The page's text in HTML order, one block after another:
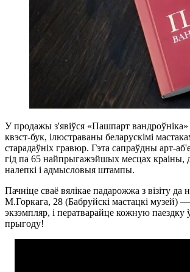
У продажы з'явіўся «Пашпарт вандроўніка
квэст-бук, ілюстраваны беларускімі
старадаўніх гравюр. Гэта сапраўдны арт-
гід па 65 найпрыгажэйшых месцах краіны,
налепкі і адмысловыя штампы.
Пачніце сваё вялікае падарожжа з візіту да
М.Горкага, 28 (Бабруйскі мастацкі музей)
экзэмпляр, і ператварайце кожную паездку
прыгоду!